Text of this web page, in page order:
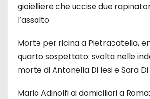
gioielliere che uccise due
l’assalto
Morte per ricina a Pietracatella,
quarto sospettato: svolta nelle
morte di Antonella Di Iesi e Sara
Mario Adinolfi ai domiciliari a